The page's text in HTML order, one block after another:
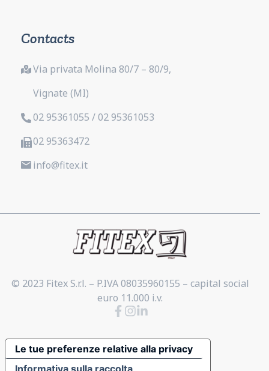
Contacts
Via privata Molina 80/7 – 80/9,
Vignate (MI)
02 95361055 / 02 95361053
02 95363472
info@fitex.it
© 2023 Fitex S.r.l. – P.IVA 08035960155 – capital social
euro 11.000 i.v.
Informativa sulla raccolta
Le tue preferenze relative alla privacy